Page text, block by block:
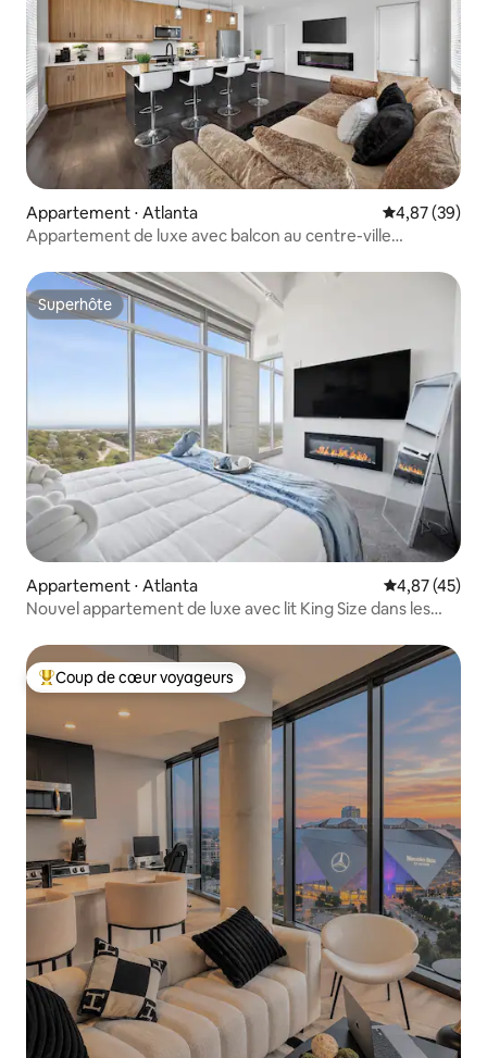
Appartement ⋅ Atlanta Évaluation
4,87 (39)
Appartement de luxe avec balcon au centre-ville
Superhôte
Superhôte
Appartement ⋅ Atlanta Évaluation
4,87 (45)
Nouvel appartement de luxe avec lit King Size dans les
Coups de cœur voyageurs les plus appréciés
Coup de cœur voyageurs